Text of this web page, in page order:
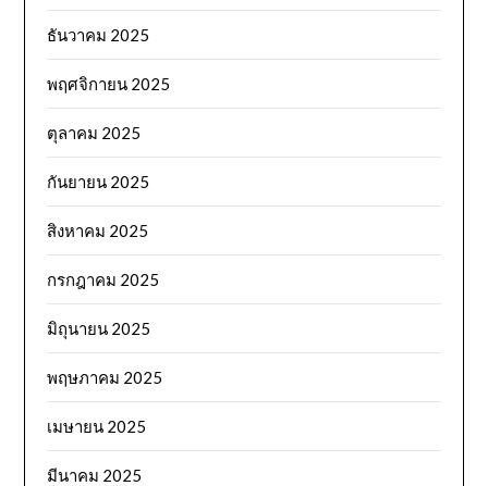
ธันวาคม 2025
พฤศจิกายน 2025
ตุลาคม 2025
กันยายน 2025
สิงหาคม 2025
กรกฎาคม 2025
มิถุนายน 2025
พฤษภาคม 2025
เมษายน 2025
มีนาคม 2025